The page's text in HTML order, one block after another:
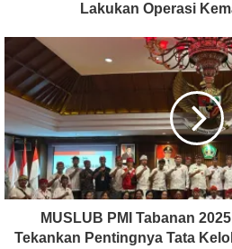
Lakukan Operasi
MUSLUB PMI Tabanan
Tekankan Pentingnya Tata